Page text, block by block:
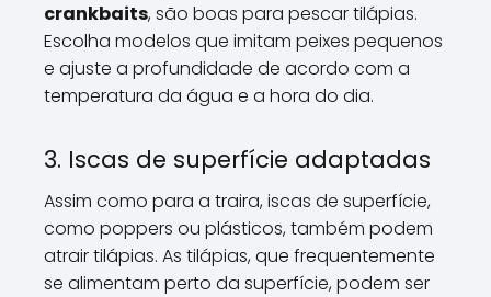
crankbaits, são boas para pescar tilápias.
Escolha modelos que imitam peixes pequenos
e ajuste a profundidade de acordo com a
temperatura da água e a hora do dia.
3. Iscas de superfície adaptadas
Assim como para a traira, iscas de superfície,
como poppers ou plásticos, também podem
atrair tilápias. As tilápias, que frequentemente
se alimentam perto da superfície, podem ser